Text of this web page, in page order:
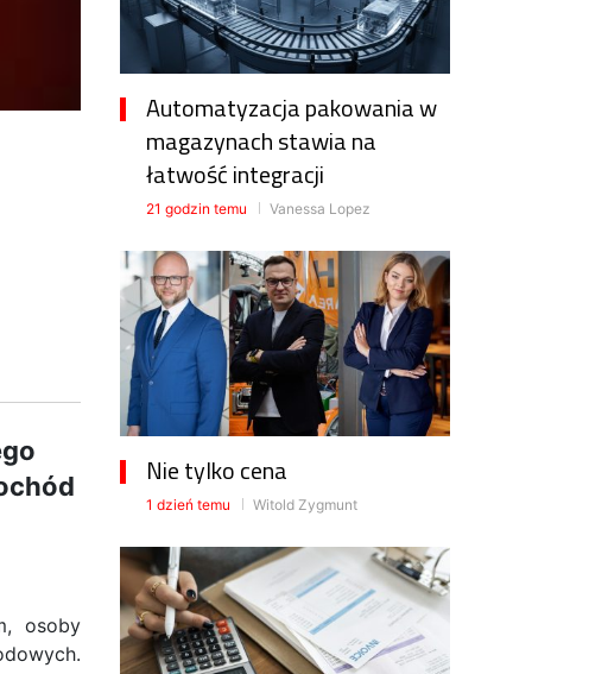
osoby
Automatyzacja pakowania w
magazynach stawia na
łatwość integracji
21 godzin temu Vanessa Lopez
Nie tylko cena
1 dzień temu Witold Zygmunt